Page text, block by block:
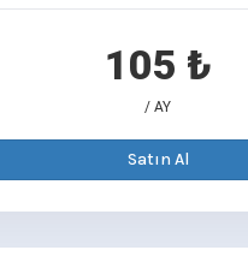
105 ₺
/ AY
Satın Al